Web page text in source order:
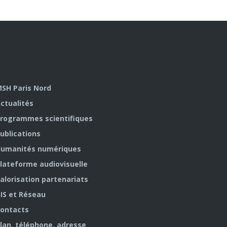
Paris Nord
scientifiques
numériques
audiovisuelle
partenariats
et Réseau
téléphone, adresse